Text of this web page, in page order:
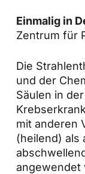
Einmalig in
Zentrum für
Die
und der
Säulen in
mit anderen
(heilend) als
angewendet